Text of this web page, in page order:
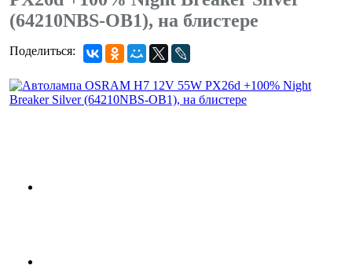
(64210NBS-OB1), на блистере
Поделиться: